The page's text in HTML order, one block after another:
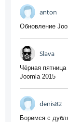
anton
Обновление
Slava
Чёрная
Joomla 2015
denis82
Боремся с